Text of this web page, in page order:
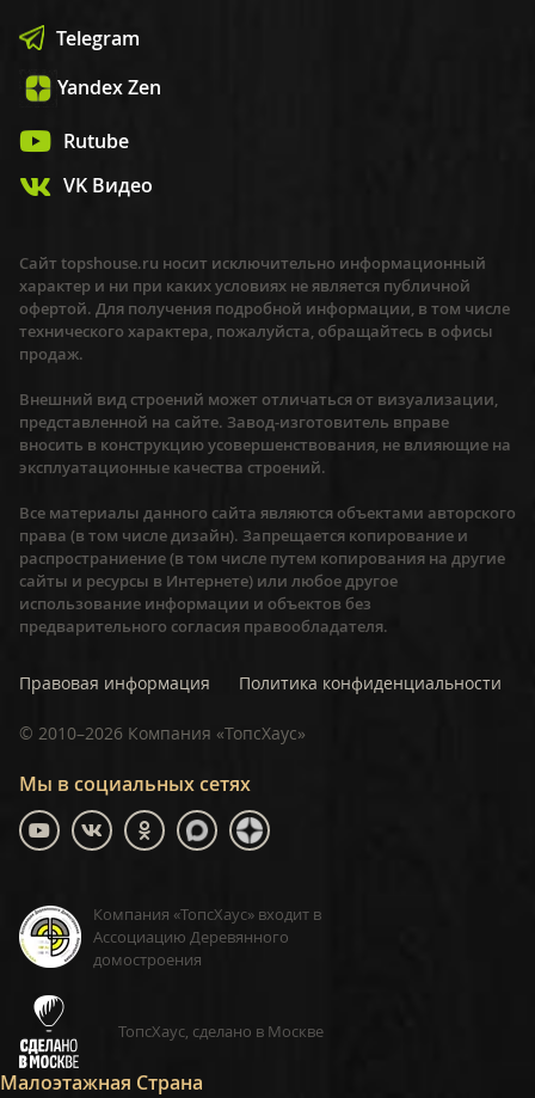
Telegram
Yandex Zen
Rutube
VK Видео
Мы в социальных сетях
Компания «ТопсХаус» входит в
Ассоциацию Деревянного
домостроения
ТопсХаус, сделано в Москве
Малоэтажная Страна
Сайт topshouse.ru носит исключительно информационный
характер и ни при каких условиях не является публичной
офертой. Для получения подробной информации, в том числе
технического характера, пожалуйста, обращайтесь в офисы
продаж.
Внешний вид строений может отличаться от визуализации,
представленной на сайте. Завод-изготовитель вправе
вносить в конструкцию усовершенствования, не влияющие на
эксплуатационные качества строений.
Все материалы данного сайта являются объектами авторского
права (в том числе дизайн). Запрещается копирование и
распространиение (в том числе путем копирования на другие
сайты и ресурсы в Интернете) или любое другое
использование информации и объектов без
предварительного согласия правообладателя.
Правовая информация Политика конфиденциальности
© 2010–2026 Компания «ТопсХаус»